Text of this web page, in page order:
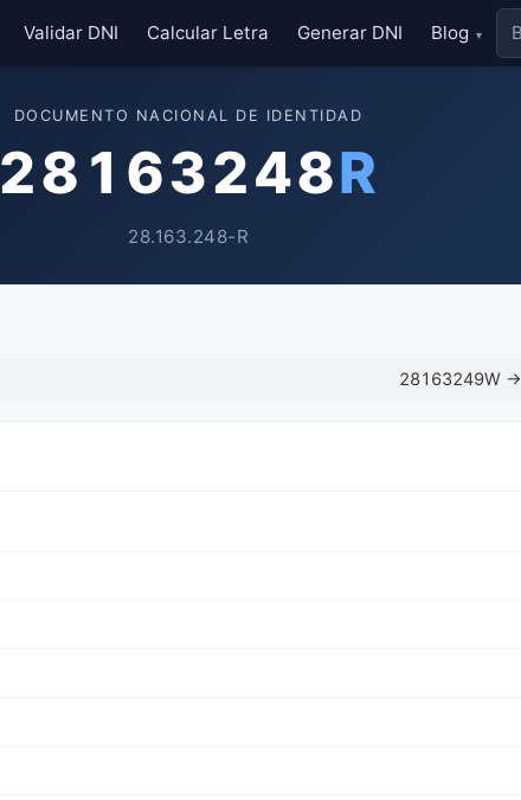
Validar DNI Calcular Letra Generar DNI Blog ▾
DOCUMENTO NACIONAL DE IDENTIDAD
28163248R
28.163.248-R
28163249W →